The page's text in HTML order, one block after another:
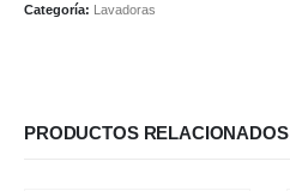
Categoría: Lavadoras
PRODUCTOS RELACIONADOS